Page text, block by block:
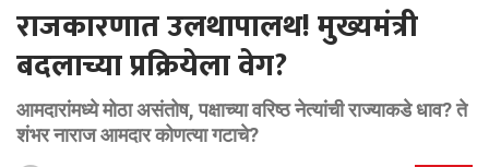
राजकारणात उलथापालथ! मुख्यमंत्री
बदलाच्या प्रक्रियेला वेग?
आमदारांमध्ये मोठा असंतोष, पक्षाच्या वरिष्ठ नेत्यांची राज्याकडे धाव? ते
शंभर नाराज आमदार कोणत्या गटाचे?